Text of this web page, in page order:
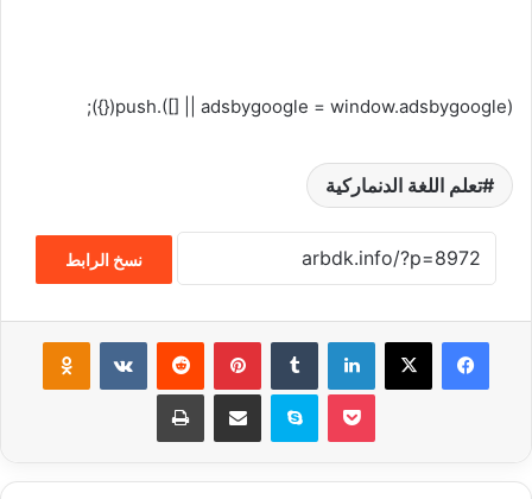
(adsbygoogle = window.adsbygoogle || []).push({});
تعلم اللغة الدنماركية
نسخ الرابط
فيسبوك لينكدإن بينتيريست
سكايب